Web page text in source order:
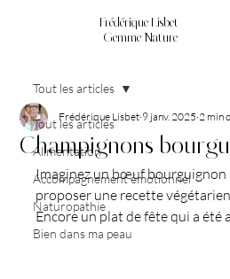
Frédérique Lisbet
Gemme Nature
Tout les articles
Alimentation
Accompagnement émotionnel
Naturopathie
Bien dans ma peau
Tout les articles
Champignons
Frédérique Lisbet 9 janv. 2025 2 min
Imaginez un bœuf
proposer une recette
Encore un plat de fête qui a été